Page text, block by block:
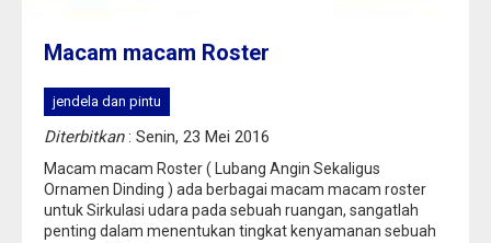
Macam macam Roster
jendela dan pintu
Diterbitkan: Senin, 23 Mei 2016
Macam macam Roster ( Lubang Angin Sekaligus
Ornamen Dinding ) ada berbagai macam macam roster
untuk Sirkulasi udara pada sebuah ruangan, sangatlah
penting dalam menentukan tingkat kenyamanan sebuah